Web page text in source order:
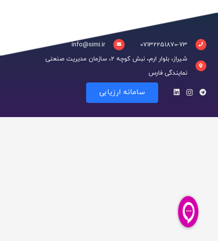
07132251870-73
info@simi.ir
شیراز، بلوار ارم، نبش کوچه 2، سازمان مدیریت صنعتی
نمایندگی فارس
سامانه ارزیابی